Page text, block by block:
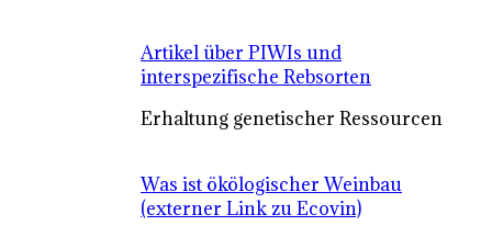
Artikel über PIWIs und
interspezifische Rebsorten
Erhaltung genetischer Ressourcen
Was ist ökölogischer Weinbau
(externer Link zu Ecovin)